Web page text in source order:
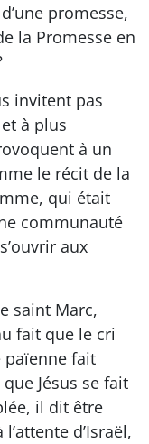
promesse,
la Promesse en
invitent pas
à plus
à un
le récit de la
qui était
communauté
aux
saint Marc,
fait que le cri
païenne fait
Jésus se fait
il dit être
d’Israël,